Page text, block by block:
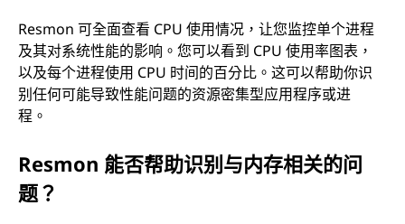
Resmon 可全面查看 CPU 使用情况，让您监控单个进程
及其对系统性能的影响。您可以看到 CPU 使用率图表，
以及每个进程使用 CPU 时间的百分比。这可以帮助你识
别任何可能导致性能问题的资源密集型应用程序或进
程。
Resmon 能否帮助识别与内存相关的问
题？